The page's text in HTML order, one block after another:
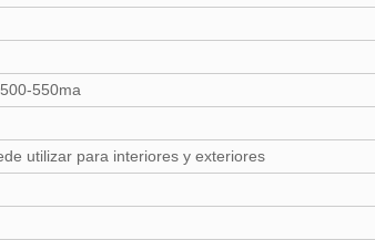
550ma
utilizar para interiores y exteriores